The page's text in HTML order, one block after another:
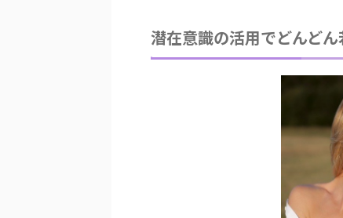
潜在意識の活用でどんどん